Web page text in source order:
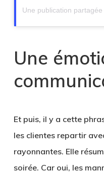
Une
Et puis, il y a cette
les clientes repartir
rayonnantes. Elle
soirée. Car oui, les